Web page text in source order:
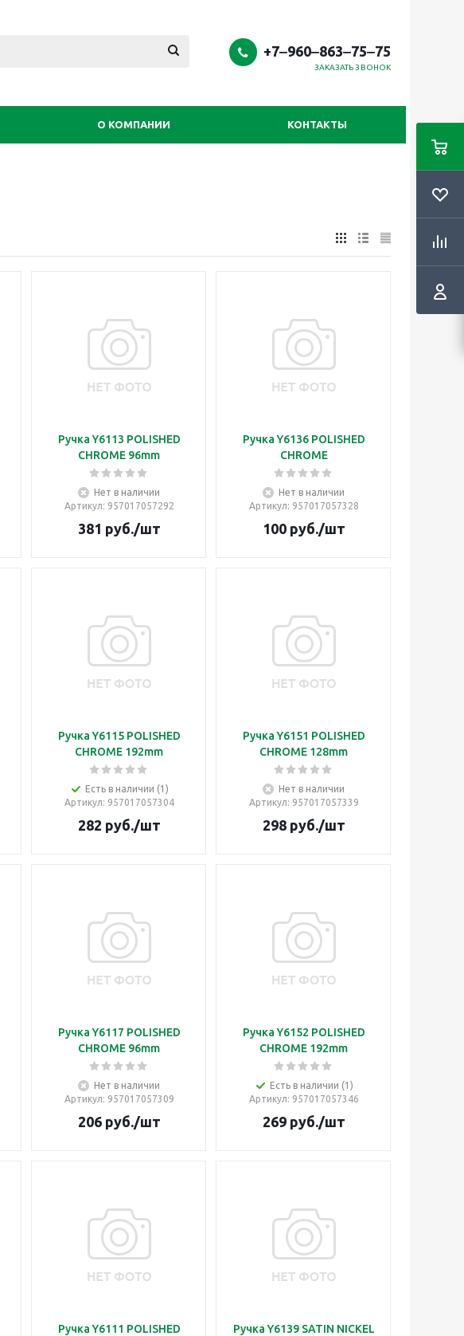
+7‒960‒863‒75‒75
ЗАКАЗАТЬ ЗВОНОК
О КОМПАНИИ КОНТАКТЫ
Ручка Y6113 POLISHED
CHROME 96mm
Нет в наличии
Артикул: 957017057292
381 руб./шт
Ручка Y6136 POLISHED
CHROME
Нет в наличии
Артикул: 957017057328
100руб./шт
Ручка Y6115 POLISHED
CHROME 192mm
Есть в наличии (1)
Артикул: 957017057304
282 руб./шт
Ручка Y6151 POLISHED
CHROME 128mm
Нет в наличии
Артикул: 957017057339
298руб./шт
Ручка Y6117 POLISHED
CHROME 96mm
Нет в наличии
Артикул: 957017057309
206руб./шт
Ручка Y6152 POLISHED
CHROME 192mm
Есть в наличии (1)
Артикул: 957017057346
269руб./шт
Ручка Y6111 POLISHED
Ручка Y6139 SATIN NICKEL